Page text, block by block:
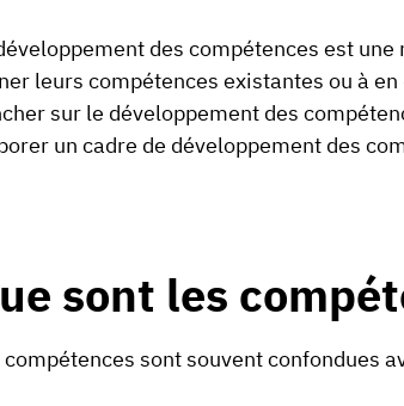
des compétences est
leurs compétences existantes ou à
sur le développement des
un cadre de développement des
sont les
compétences sont souvent confondues